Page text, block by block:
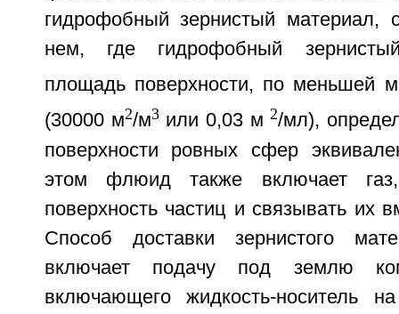
гидрофобный зернистый материал,
нем, где гидрофобный
площадь поверхности, по меньшей
(30000 м2/м3или 0,03 м 2/мл),
поверхности ровных сфер
этом флюид также включает
поверхность частиц и связывать их
Способ доставки зернистого
включает подачу под землю
включающего жидкость-носитель